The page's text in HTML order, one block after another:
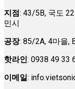
지점: 43/5B, 국도
민시
공장: 85/2A, 4마을,
핫라인: 0938 49 33
이메일: